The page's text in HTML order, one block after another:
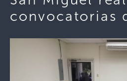
convocatorias